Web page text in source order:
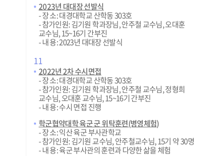
2023년 대대장 선발식
- 장 소: 대경대학교 산학동 303호
- 참가인원: 김기원 학과장님, 안주철 교수님, 오대훈
교수님, 15~16기 간부진
- 내 용: 2023년 대대장 선발식
11
2022년 2차 수시면접
- 장 소: 대경대학교 산학동 303호
- 참가인원: 김기원 학과장님, 안주철 교수님, 정형희
교수님, 오대훈 교수님, 15~16기 간부진
- 내 용: 수시 면접 진행
학군협약대학 육군 군 위탁훈련(병영체험)
- 장 소: 익산 육군 부사관학교
- 참가인원: 김기원 교수님, 안주철교수님, 15기 약 30명
- 내 용: 육군 부사관의 훈련과 다양한 삶을 체험